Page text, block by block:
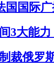
国国际
3大能
裁俄罗